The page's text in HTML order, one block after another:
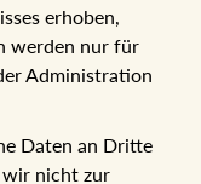
werden, werden
erhoben,
werden nur für
Administration
Daten an Dritte